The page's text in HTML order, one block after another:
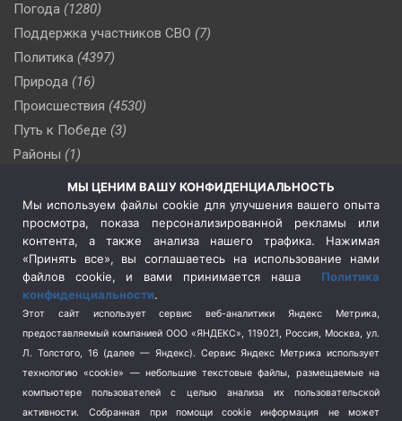
Погода (1280)
Поддержка участников СВО (7)
Политика (4397)
Природа (16)
Происшествия (4530)
Путь к Победе (3)
Районы (1)
(510)
Сельское хозяйство (3)
Социальная политика
(3)
Спецоперация в Украине
Спецоперация на Украине
(404)
Спорт (740)
Терроризм (1)
Транспорт (262)
Туризм (178)
МЫ ЦЕНИМ ВАШУ КОНФИДЕНЦИАЛЬНОСТЬ
Мы используем файлы cookie для улучшения вашего опыта
просмотра, показа персонализированной рекламы или
контента, а также анализа нашего трафика. Нажимая
«Принять все», вы соглашаетесь на использование нами
файлов cookie, и вами принимается наша Политика
конфиденциальности.
Этот сайт использует сервис веб-аналитики Яндекс Метрика,
предоставляемый компанией ООО «ЯНДЕКС», 119021, Россия, Москва, ул.
Л. Толстого, 16 (далее — Яндекс). Сервис Яндекс Метрика использует
технологию «cookie» — небольшие текстовые файлы, размещаемые на
компьютере пользователей с целью анализа их пользовательской
активности.
Собранная при помощи cookie информация не может